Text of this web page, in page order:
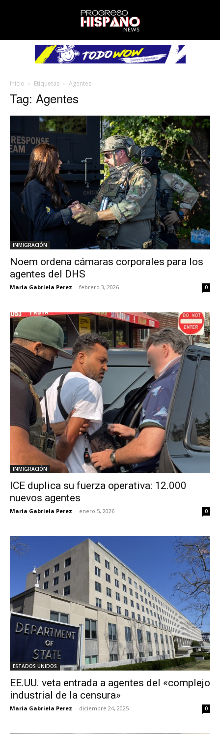
Inicio Etiquetas Agentes
Tag: Agentes
INMIGRACIÓN
Noem ordena cámaras corporales para los
agentes del DHS
Maria Gabriela Perez - febrero 3, 2026 0
INMIGRACIÓN
ICE duplica su fuerza operativa: 12.000
nuevos agentes
Maria Gabriela Perez - enero 5, 2026 0
ESTADOS UNIDOS
EE.UU. veta entrada a agentes del «complejo
industrial de la censura»
Maria Gabriela Perez - diciembre 24, 2025 0